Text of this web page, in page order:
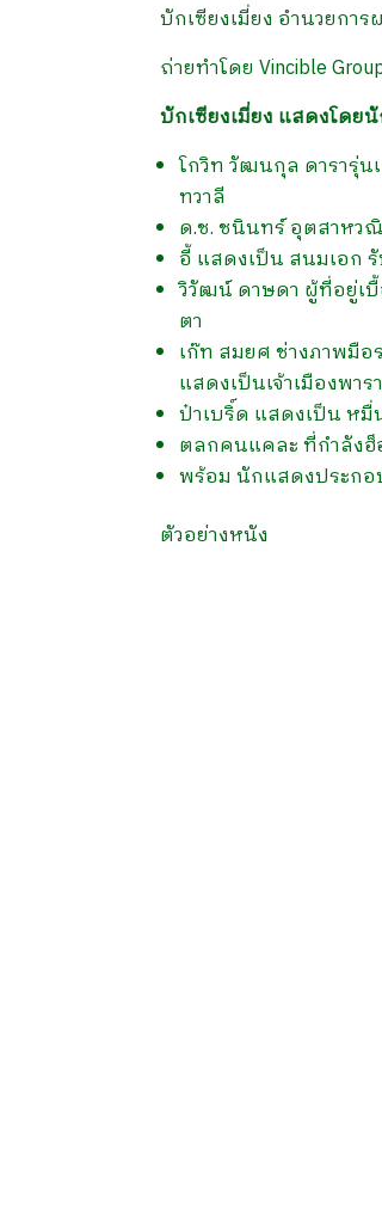
บักเซียงเมี่ยง อำนวยการ
ถ่ายทำโดย Vincible
บักเซียงเมี่ยง แสดงโด
โกวิท วัฒนกุล ดารารุ่น
ทวาลี
ด.ช. ชนินทร์ อุตสาหว
อี้ แสดงเป็น สนมเอก
วิวัฒน์ ดาษดา ผู้ที่อยู่เ
ตา
เก๊ท สมยศ ช่างภาพมือ
แสดงเป็นเจ้าเมืองพา
ป๋าเบริ์ด แสดงเป็น หมื่
ตลกคนแคละ ที่กำลังฮ็
พร้อม นักแสดงประกอ
ตัวอย่างหนัง